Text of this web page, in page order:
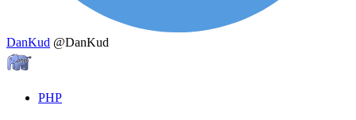
DanKud @DanKud
PHP